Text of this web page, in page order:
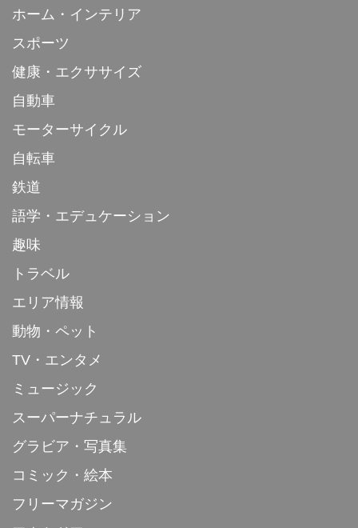
ホーム・インテリア
スポーツ
健康・エクササイズ
自動車
モーターサイクル
自転車
鉄道
語学・エデュケーション
趣味
トラベル
エリア情報
動物・ペット
TV・エンタメ
ミュージック
スーパーナチュラル
グラビア・写真集
コミック・絵本
フリーマガジン